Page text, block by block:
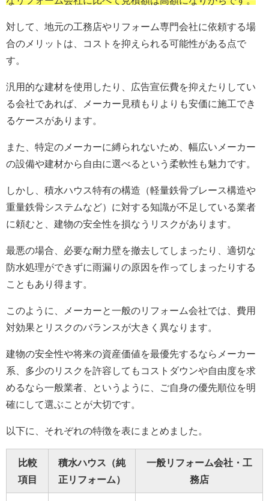
対して、地元の工務店やリフォーム専門会社に依頼する場
合のメリットは、コストを抑えられる可能性がある点で
す。
汎用的な建材を使用したり、広告宣伝費を抑えたりしてい
る会社であれば、メーカー見積もりよりも安価に施工でき
るケースがあります。
また、特定のメーカーに縛られないため、幅広いメーカー
の設備や建材から自由に選べるという柔軟性も魅力です。
しかし、積水ハウス特有の構造（軽量鉄骨ブレース構造や
重量鉄骨システムなど）に対する知識が不足している業者
に頼むと、建物の安全性を損なうリスクがあります。
最悪の場合、必要な耐力壁を撤去してしまったり、適切な
防水処理ができずに雨漏りの原因を作ってしまったりする
こともあり得ます。
このように、メーカーと一般のリフォーム会社では、費用
対効果とリスクのバランスが大きく異なります。
建物の安全性や将来の資産価値を最優先するならメーカー
系、多少のリスクを許容してもコストダウンや自由度を求
めるなら一般業者、というように、ご自身の優先順位を明
確にして選ぶことが大切です。
以下に、それぞれの特徴を表にまとめました。
比較
項目
積水ハウス（純
正リフォーム）
一般リフォーム会社・工
務店